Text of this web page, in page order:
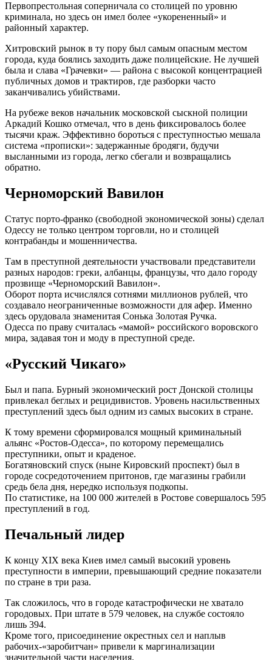
Первопрестольная соперничала со столицей по уровню
криминала, но здесь он имел более «укорененный» и
районный характер.
Хитровский рынок в ту пору был самым опасным местом
города, куда боялись заходить даже полицейские. Не лучшей
была и слава «Грачевки» — района с высокой концентрацией
публичных домов и трактиров, где разборки часто
заканчивались убийствами.
На рубеже веков начальник московской сыскной полиции
Аркадий Кошко отмечал, что в день фиксировалось более
тысячи краж. Эффективно бороться с преступностью мешала
система «прописки»: задержанные бродяги, будучи
высланными из города, легко сбегали и возвращались
обратно.
Черноморский Вавилон
Статус порто-франко (свободной экономической зоны) сделал
Одессу не только центром торговли, но и столицей
контрабанды и мошенничества.
Там в преступной деятельности участвовали представители
разных народов: греки, албанцы, французы, что дало городу
прозвище «Черноморский Вавилон».
Оборот порта исчислялся сотнями миллионов рублей, что
создавало неограниченные возможности для афер. Именно
здесь орудовала знаменитая Сонька Золотая Ручка.
Одесса по праву считалась «мамой» российского воровского
мира, задавая тон и моду в преступной среде.
«Русский Чикаго»
Был и папа. Бурный экономический рост Донской столицы
привлекал беглых и рецидивистов. Уровень насильственных
преступлений здесь был одним из самых высоких в стране.
К тому времени сформировался мощный криминальный
альянс «Ростов-Одесса», по которому перемещались
преступники, опыт и краденое.
Богатяновский спуск (ныне Кировский проспект) был в
городе сосредоточением притонов, где магазины грабили
средь бела дня, нередко используя подкопы.
По статистике, на 100 000 жителей в Ростове совершалось 595
преступлений в год.
Печальный лидер
К концу XIX века Киев имел самый высокий уровень
преступности в империи, превышающий средние показатели
по стране в три раза.
Так сложилось, что в городе катастрофически не хватало
городовых. При штате в 579 человек, на службе состояло
лишь 394.
Кроме того, присоединение окрестных сел и наплыв
рабочих-«заробитчан» привели к маргинализации
значительной части населения.